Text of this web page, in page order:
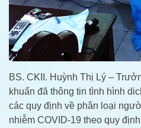
BS. CKII. Huỳnh Thị Lý –
khuẩn đã thông tin tình hình
các quy định về phân loại
nhiễm COVID-19 theo quy